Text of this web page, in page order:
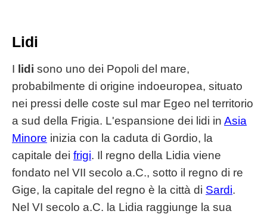
Lidi
I lidi sono uno dei Popoli del mare,
probabilmente di origine indoeuropea, situato
nei pressi delle coste sul mar Egeo nel territorio
a sud della Frigia. L'espansione dei lidi in Asia
Minore inizia con la caduta di Gordio, la
capitale dei frigi. Il regno della Lidia viene
fondato nel VII secolo a.C., sotto il regno di re
Gige, la capitale del regno è la città di Sardi.
Nel VI secolo a.C. la Lidia raggiunge la sua